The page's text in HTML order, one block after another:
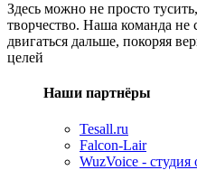
Здесь можно не просто
творчество. Наша команда не
двигаться дальше, покоряя
целей
Наши партнёры
Tesall.ru
Falcon-Lair
WuzVoice - студия